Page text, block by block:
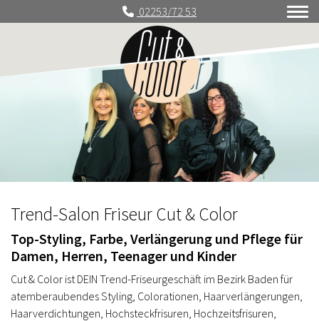
02253/72 53
Trend-Salon Friseur Cut & Color
Top-Styling, Farbe, Verlängerung und Pflege für
Damen, Herren, Teenager und Kinder
Cut & Color ist DEIN Trend-Friseurgeschäft im Bezirk Baden für
atemberaubendes Styling, Colorationen, Haarverlängerungen,
Haarverdichtungen, Hochsteckfrisuren, Hochzeitsfrisuren,